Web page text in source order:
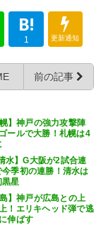
断明け初の
ムで見事勝
楽天市場で
が倍になり
あすの父)
ID: R93fanx0
ID:oXIdsOEv0
方は参るな
ID:oIIwqKAV0
ってきてるな
B!
1 更新通知
前の記事
】神戸の強力攻撃陣
ールで大勝！札幌は4
水】G大阪が2試合連
季初の連勝！清水は
星
】神戸が広島との上
！エリキヘッド弾で逃
伸ばす